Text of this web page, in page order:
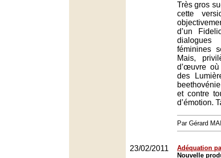
Très gros
cette
d’un
féminines
Mais,
d’œuvre où
des
et contre
d’émotion.
Par Gérard
23/02/2011
Adéquation
Nouvelle